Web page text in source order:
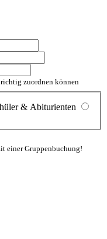
zuordnen können
& Abiturienten
einer Gruppenbuchung!